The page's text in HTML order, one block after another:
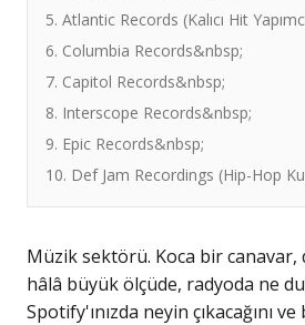
5. Atlantic Records (Kalıcı Hit
6. Columbia Records&nbsp;
7. Capitol Records&nbsp;
8. Interscope Records&nbsp;
9. Epic Records&nbsp;
10. Def Jam Recordings (Hip-Hop
Müzik sektörü. Koca bir canavar,
hâlâ büyük ölçüde, radyoda ne
Spotify'ınızda neyin çıkacağını